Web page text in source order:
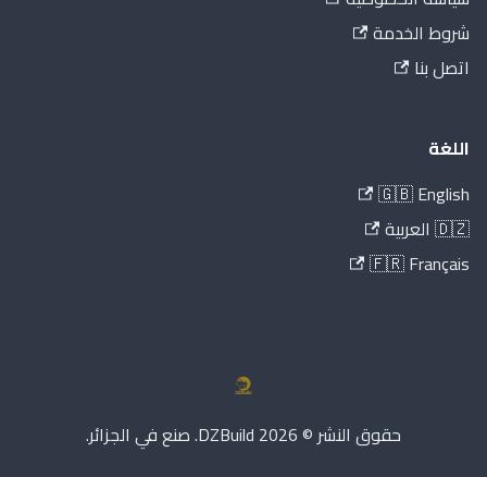
شروط الخدمة
اتصل بنا
اللغة
🇬🇧 English
🇩🇿 العربية
🇫🇷 Français
حقوق النشر © 2026 DZBuild. صنع في الجزائر.